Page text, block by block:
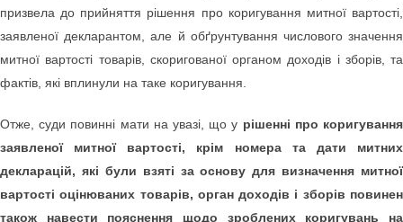
призвела до прийняття рішення про коригування митної вартості,
заявленої декларантом, але й обґрунтування числового значення
митної вартості товарів, скоригованої органом доходів і зборів, та
фактів, які вплинули на таке коригування.
Отже, суди повинні мати на увазі, що у рішенні про коригування
заявленої митної вартості, крім номера та дати митних
декларацій, які були взяті за основу для визначення митної
вартості оцінюваних товарів, орган доходів і зборів повинен
також навести пояснення щодо зроблених коригувань на